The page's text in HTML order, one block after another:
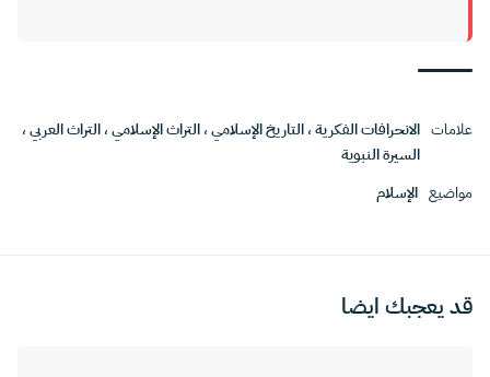
علامات الانحرافات الفكرية،التاريخ الإسلامي،التراث الإسلامي،التراث العربي،
السيرة النبوية
مواضيع الإسلام
قد يعجبك ايضا